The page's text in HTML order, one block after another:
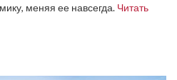
меняя ее навсегда. Читать